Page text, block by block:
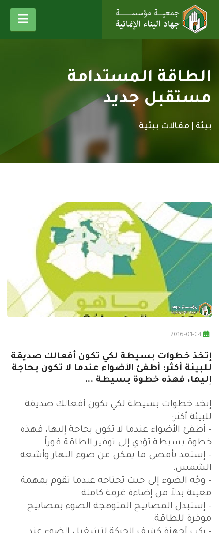
الطاقة المستدامة
مستقبل جديد
بيئة | مقالات بيئية
إتخذ خطوات بسيطة لكي تكون أفعالك صديقة
للبيئة أكثر: أطفئ الأضواء عندما لا تكون بحاجة
إليها، فهذه خطوة بسيطة ...
إتخذ خطوات بسيطة لكي تكون أفعالك صديقة
للبيئة أكثر:
- أطفئ الأضواء عندما لا تكون بحاجة إليها، فهذه
خطوة بسيطة تؤدي إلى توفير الطاقة فوراً.
- إستفد بأقصى ما يمكن من ضوء النهار وأشعة
الشمس.
- وجّه الضوء إلى حيث تحتاجه عندما تقوم بمهمة
معينة بدلاً من إضاءة غرفة كاملة.
- إستبدل المصابيح المتوهجة الضوء بمصابيح
موفرة للطاقة.